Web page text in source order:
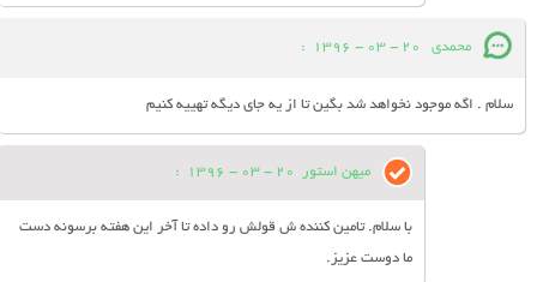
محمدی 20 - 03 - 1396
:
سلام . اگه موجود نخواهد شد بگین تا از یه جای دیگه تهییه کنیم
میهن استور 20 - 03 - 1396
:
با سلام. تامین کننده ش قولش رو داده تا آخر این هفته برسونه دست
ما دوست عزیز.